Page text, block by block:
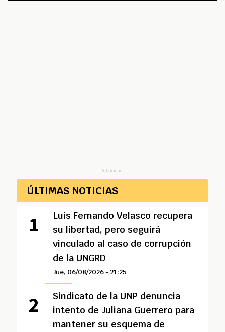
Publicidad
ÚLTIMAS NOTICIAS
Luis Fernando Velasco recupera
su libertad, pero seguirá
vinculado al caso de corrupción
de la UNGRD
Jue, 06/08/2026 - 21:25
Sindicato de la UNP denuncia
intento de Juliana Guerrero para
mantener su esquema de